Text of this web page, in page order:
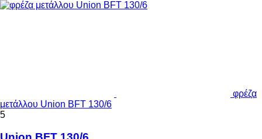
φρέζα
μετάλλου Union BFT 130/6
5